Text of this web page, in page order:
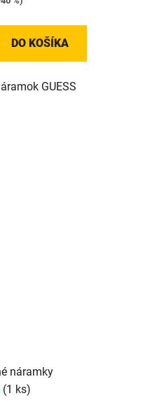
DO KOŠÍKA
GUESS
náramky
(1 ks)